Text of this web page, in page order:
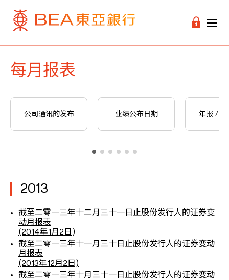
每月报表
公司通讯的发布 业绩公布日期 年报 / 中
2013
截至二零一三年十二月三十一日止股份发行人的证券变
动月报表
(2014年1月2日)
截至二零一三年十一月三十日止股份发行人的证券变动
月报表
(2013年12月2日)
截至二零一三年十月三十一日止股份发行人的证券变动